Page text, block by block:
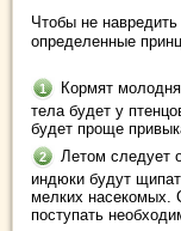
Чтобы не
определенные
Кормят
тела будет у
будет проще
Летом следует
индюки будут
мелких насекомых.
поступать